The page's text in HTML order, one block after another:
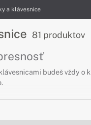
a klávesnice
81 produktov
budeš vždy